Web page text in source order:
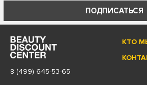
ПОДПИСАТЬСЯ
КТО
8 (499) 645-53-65